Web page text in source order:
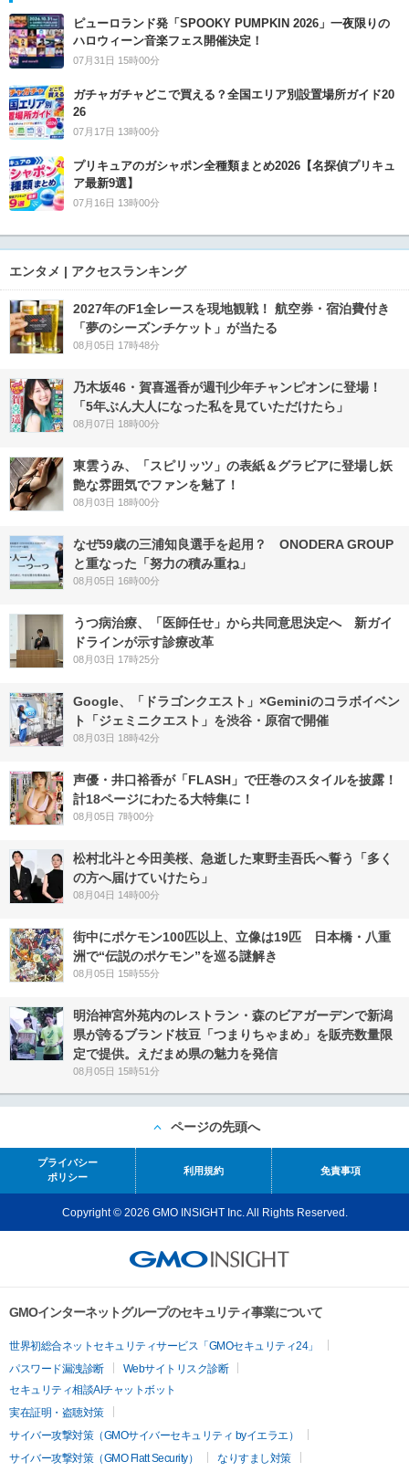
ピューロランド発「SPOOKY PUMPKIN 2026」一夜限りの
ハロウィーン音楽フェス開催決定！
07月31日 15時00分
ガチャガチャどこで買える？全国エリア別設置場所ガイド20
26
07月17日 13時00分
プリキュアのガシャポン全種類まとめ2026【名探偵プリキュ
ア最新9選】
07月16日 13時00分
エンタメ | アクセスランキング
2027年のF1全レースを現地観戦！ 航空券・宿泊費付き
「夢のシーズンチケット」が当たる
08月05日 17時48分
乃木坂46・賀喜遥香が週刊少年チャンピオンに登場！
「5年ぶん大人になった私を見ていただけたら」
08月07日 18時00分
東雲うみ、「スピリッツ」の表紙＆グラビアに登場し妖
艶な雰囲気でファンを魅了！
08月03日 18時00分
なぜ59歳の三浦知良選手を起用？ ONODERA GROUP
と重なった「努力の積み重ね」
08月05日 16時00分
うつ病治療、「医師任せ」から共同意思決定へ 新ガイ
ドラインが示す診療改革
08月03日 17時25分
Google、「ドラゴンクエスト」×Geminiのコラボイベン
ト「ジェミニクエスト」を渋谷・原宿で開催
08月03日 18時42分
声優・井口裕香が「FLASH」で圧巻のスタイルを披露！
計18ページにわたる大特集に！
08月05日 7時00分
松村北斗と今田美桜、急逝した東野圭吾氏へ誓う「多く
の方へ届けていけたら」
08月04日 14時00分
街中にポケモン100匹以上、立像は19匹 日本橋・八重
洲で“伝説のポケモン”を巡る謎解き
08月05日 15時55分
明治神宮外苑内のレストラン・森のビアガーデンで新潟
県が誇るブランド枝豆「つまりちゃまめ」を販売数量限
定で提供。えだまめ県の魅力を発信
08月05日 15時51分
ページの先頭へ
プライバシー
ポリシー
利用規約 免責事項
Copyright © 2026 GMO INSIGHT Inc. All Rights Reserved.
GMOインターネットグループのセキュリティ事業について
世界初総合ネットセキュリティサービス「GMOセキュリティ24」
パスワード漏洩診断
Webサイトリスク診断
セキュリティ相談AIチャットボット
実在証明・盗聴対策
サイバー攻撃対策（GMOサイバーセキュリティ byイエラエ）
サイバー攻撃対策（GMO Flatt Security）
なりすまし対策